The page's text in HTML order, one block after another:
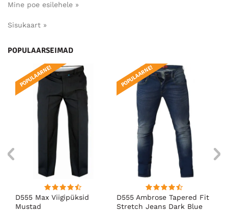
Mine poe esilehele »
Sisukaart »
POPULAARSEIMAD
D555 Max Viigipüksid
Mustad
POPULAARNE!
D555 Ambrose Tapered Fit
Stretch Jeans Dark Blue
POPULAARNE!